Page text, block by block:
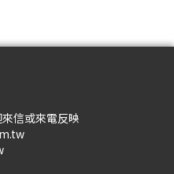
信或來電反映